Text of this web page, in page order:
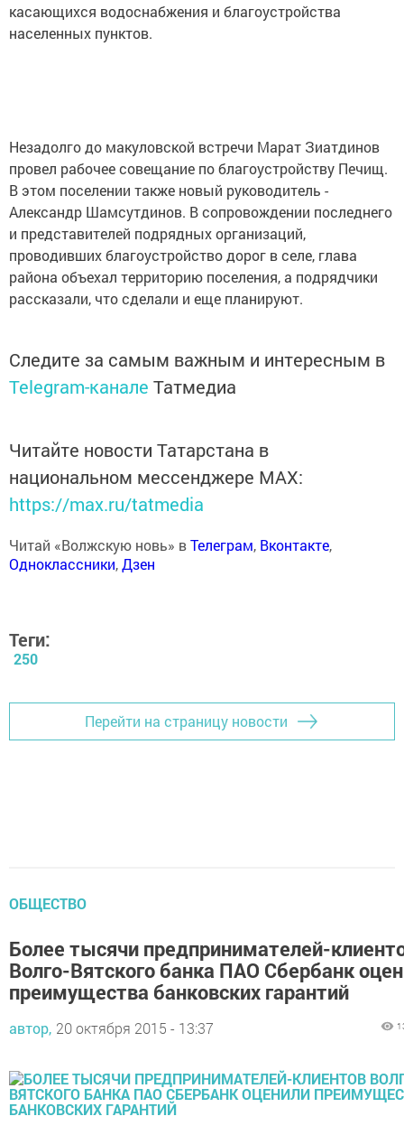
касающихся водоснабжения и благоустройства
населенных пунктов.
Незадолго до макуловской встречи Марат Зиатдинов
провел рабочее совещание по благоустройству Печищ.
В этом поселении также новый руководитель -
Александр Шамсутдинов. В сопровождении последнего
и представителей подрядных организаций,
проводивших благоустройство дорог в селе, глава
района объехал территорию поселения, а подрядчики
рассказали, что сделали и еще планируют.
Следите за самым важным и интересным в
Telegram-канале Татмедиа
Читайте новости Татарстана в
национальном мессенджере MАХ:
https://max.ru/tatmedia
Читай «Волжскую новь» вТелеграм, Вконтакте,
Одноклассники,Дзен
Теги:
250
Перейти на страницу новости
ОБЩЕСТВО
Более тысячи предпринимателей-
Волго-Вятского банка ПАО Сбербанк
преимущества банковских гарантий
автор, 20 октября 2015 - 13:37